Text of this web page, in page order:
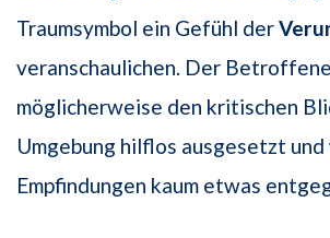
Traumsymbol ein Gefühl der
veranschaulichen. Der
möglicherweise den kritischen
Umgebung hilflos ausgesetzt
Empfindungen kaum etwas